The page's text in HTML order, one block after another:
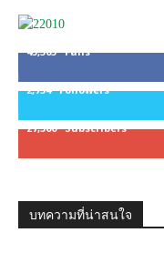
45,305 Fans
2,754
Followers
27,500 Subscribers
บทความที่น่าสนใจ